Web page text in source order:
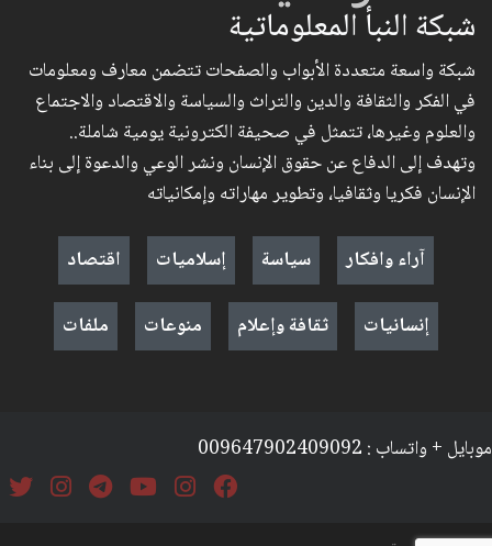
شبكة النبأ المعلوماتية
شبكة واسعة متعددة الأبواب والصفحات تتضمن معارف ومعلومات
في الفكر والثقافة والدين والتراث والسياسة والاقتصاد والاجتماع
والعلوم وغيرها، تتمثل في صحيفة الكترونية يومية شاملة..
وتهدف إلى الدفاع عن حقوق الإنسان ونشر الوعي والدعوة إلى بناء
الإنسان فكريا وثقافيا، وتطوير مهاراته وإمكانياته
آراء وافكار
سياسة إسلاميات
اقتصاد
إنسانيات
ثقافة وإعلام منوعات ملفات
موبايل + واتساب : 009647902409092